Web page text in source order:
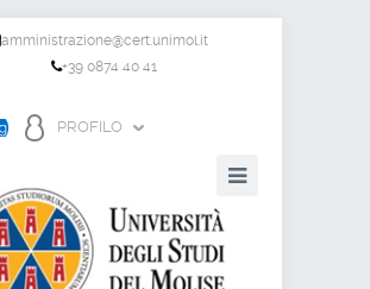
amministrazione@cert.unimol.it
+39 0874 40 41
PROFILO